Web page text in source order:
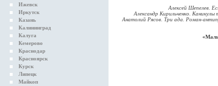
Ижевск
Иркутск
Казань
Калининград
Калуга
Кемерово
Краснодар
Красноярск
Курск
Липецк
Майкоп
Алексей Шепелев.
Александр Кирильченко.
Анатолий Рясов. Три ада. Роман-